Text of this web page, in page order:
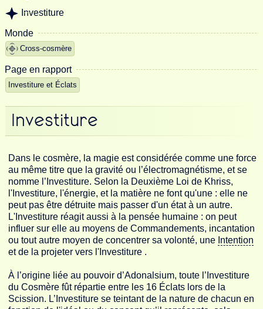
Investiture
Monde
Cross-cosmère
Page en rapport
Investiture et Éclats
Investiture
Dans le cosmère, la magie est considérée comme une force
au même titre que la gravité ou l’électromagnétisme, et se
nomme l’Investiture. Selon la Deuxième Loi de Khriss,
l'Investiture, l'énergie, et la matière ne font qu'une : elle ne
peut pas être détruite mais passer d'un état à un autre.
L'Investiture réagit aussi à la pensée humaine : on peut
influer sur elle au moyens de Commandements, incantation
ou tout autre moyen de concentrer sa volonté, une Intention
et de la projeter vers l'Investiture .
À l’origine liée au pouvoir d’Adonalsium, toute l’Investiture
du Cosmère fût répartie entre les 16 Éclats lors de la
Scission. L’Investiture se teintant de la nature de chacun en